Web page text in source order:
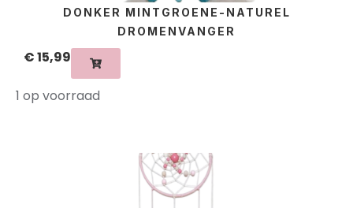
DONKER MINTGROENE-NATUREL
DROMENVANGER
€15,99
1 op voorraad